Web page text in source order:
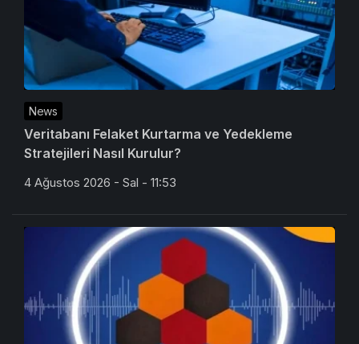
News
Veritabanı Felaket Kurtarma ve Yedekleme
Stratejileri Nasıl Kurulur?
4 Ağustos 2026 - Sal - 11:53